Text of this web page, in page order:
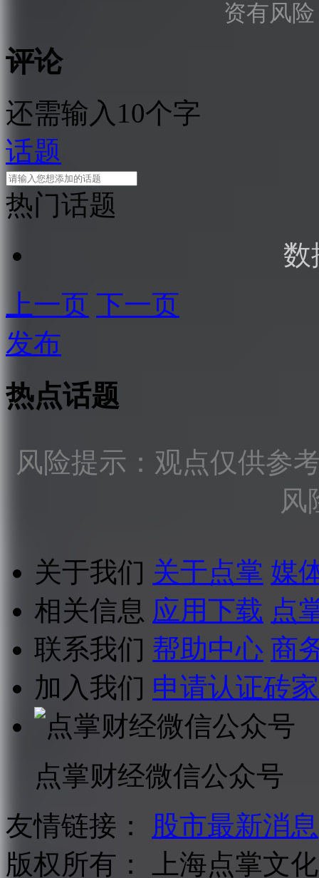
资有风
评论
还需输入10个字
话题
热门话题
数
上一页 下一页
发布
热点话题
风险提示：观点仅供参
风
关于我们 关于点掌 媒
相关信息 应用下载 点
联系我们 帮助中心 商
加入我们 申请认证砖家
点掌财经微信公众号
友情链接：
股市最新消息
版权所有：
上海点掌文